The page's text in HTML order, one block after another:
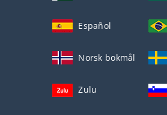
Español
Norsk bokmål
Zulu